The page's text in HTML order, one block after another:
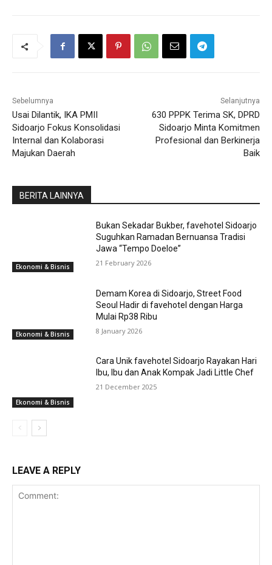
Sebelumnya
Usai Dilantik, IKA PMII
Sidoarjo Fokus Konsolidasi
Internal dan Kolaborasi
Majukan Daerah
Selanjutnya
630 PPPK Terima SK, DPRD
Sidoarjo Minta Komitmen
Profesional dan Berkinerja
Baik
BERITA LAINNYA
Ekonomi & Bisnis
Bukan Sekadar Bukber, favehotel Sidoarjo
Suguhkan Ramadan Bernuansa Tradisi
Jawa “Tempo Doeloe”
21 February 2026
Ekonomi & Bisnis
Demam Korea di Sidoarjo, Street Food
Seoul Hadir di favehotel dengan Harga
Mulai Rp38 Ribu
8 January 2026
Ekonomi & Bisnis
Cara Unik favehotel Sidoarjo Rayakan Hari
Ibu, Ibu dan Anak Kompak Jadi Little Chef
21 December 2025
LEAVE A REPLY